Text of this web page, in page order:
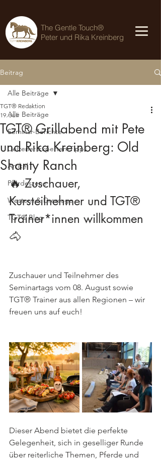
The Gentle Touch®
Peter und Rika Kreinberg
Beitrag
Alle Beiträge
Seminar-Berichte
Uelzener Experten-Tipps
Artikel
Pferdeszene
Western & Dressage
TGT® Blog
Alle Beiträge
TGT® Grillabend mit Pete
und Rika Kreinberg: Old
Shanty Ranch
TGT® Redaktion
19. Juli
🔥 Zuschauer,
Kursteilnehmer und TGT®
Trainer*innen willkommen
🐴
Zuschauer und Teilnehmer des
Seminartags vom 08. August sowie
TGT® Trainer aus allen Regionen – wir
freuen uns auf euch!
Dieser Abend bietet die perfekte
Gelegenheit, sich in geselliger Runde
über reiterliche Themen, Pferde und